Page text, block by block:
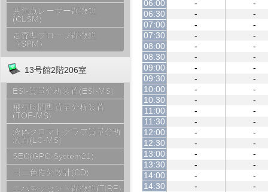
共焦点レーザー顕微鏡
(CLSM)
走査型プローブ顕微鏡
（SPM）
13号館2階206室
ESI-質量分析装置(ESI-MS)
飛行時間型質量分析装置
(TOF-MS)
液体クロマトグラフ質量分析
装置(LC-MS)
SEC(GPC-System21)
円二色性分散計(CD)
エバネッセント顕微鏡(TIRF)
06:00
-
-
06:30
-
-
07:00
-
-
07:30
-
-
08:00
-
-
08:30
-
-
09:00
-
-
09:30
-
-
10:00
-
-
10:30
-
-
11:00
-
-
11:30
-
-
12:00
-
-
12:30
-
-
13:00
-
-
13:30
-
-
14:00
-
-
14:30
-
-